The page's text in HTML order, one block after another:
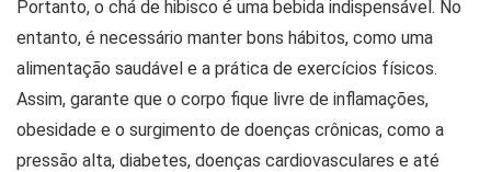
Portanto, o chá de hibisco é uma bebida indispensável. No
entanto, é necessário manter bons hábitos, como uma
alimentação saudável e a prática de exercícios físicos.
Assim, garante que o corpo fique livre de inflamações,
obesidade e o surgimento de doenças crônicas, como a
pressão alta, diabetes, doenças cardiovasculares e até